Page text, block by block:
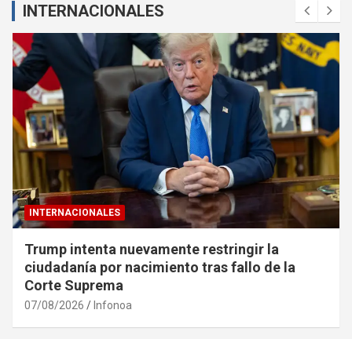
INTERNACIONALES
INTERNACIONALES
Trump intenta nuevamente restringir la
ciudadanía por nacimiento tras fallo de la
Corte Suprema
07/08/2026 Infonoa